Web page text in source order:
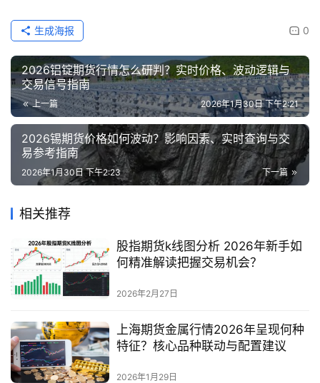
0
生成海报
2026铝锭期货行情怎么研判？实时价格、波动逻辑与
交易信号指南
上一篇 2026年1月30日 下午2:21
2026锡期货价格如何波动？影响因素、实时查询与交
易参考指南
下一篇
2026年1月30日 下午2:23
相关推荐
股指期货k线图分析 2026年新手如
何精准解读把握交易机会？
2026年2月27日
上海期货金属行情2026年呈现何种
特征？核心品种联动与配置建议
2026年1月29日